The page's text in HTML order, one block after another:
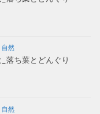
自然
落ち葉とどんぐり
自然